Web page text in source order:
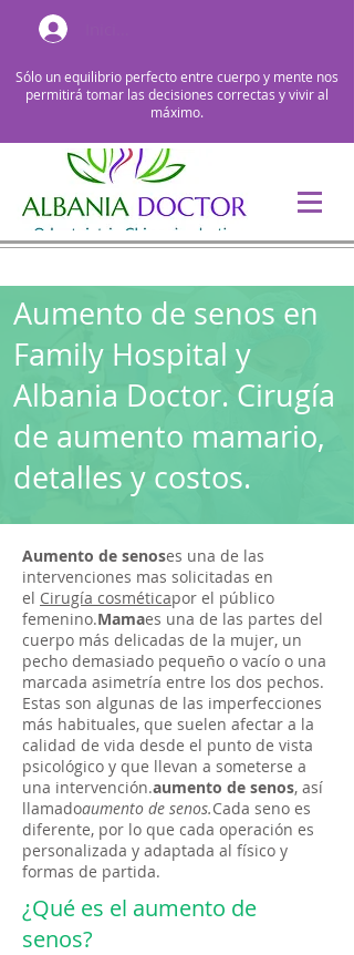
Sólo un equilibrio perfecto entre cuerpo y mente nos
permitirá tomar las decisiones correctas y vivir al
máximo.
Aumento de senos en
Family Hospital y
Albania Doctor. Cirugía
de aumento mamario,
detalles y costos.
Aumento de senoses una de las
intervenciones mas solicitadas en
el Cirugía cosméticapor el público
femenino.Mamaes una de las partes del
cuerpo más delicadas de la mujer, un
pecho demasiado pequeño o vacío o una
marcada asimetría entre los dos pechos.
Estas son algunas de las imperfecciones
más habituales, que suelen afectar a la
calidad de vida desde el punto de vista
psicológico y que llevan a someterse a
una intervención.aumento de senos, así
llamadoaumento de senos.Cada seno es
diferente, por lo que cada operación es
personalizada y adaptada al físico y
formas de partida.
¿Qué es el aumento de
senos?